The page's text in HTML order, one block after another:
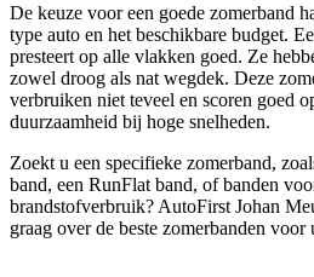
De keuze voor een goede zomerband
type auto en het beschikbare budget.
presteert op alle vlakken goed. Ze
zowel droog als nat wegdek. Deze
verbruiken niet teveel en scoren goed
duurzaamheid bij hoge snelheden.
Zoekt u een specifieke zomerband,
band, een RunFlat band, of banden
brandstofverbruik? AutoFirst Johan
graag over de beste zomerbanden voor